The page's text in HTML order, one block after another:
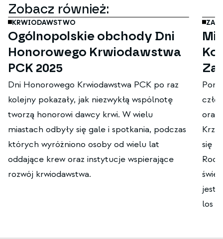
Zobacz również:
KRWIODAWSTWO
Ogólnopolskie obchody Dni
Honorowego Krwiodawstwa
PCK 2025
Dni Honorowego Krwiodawstwa PCK po raz
kolejny pokazały, jak niezwykłą wspólnotę
tworzą honorowi dawcy krwi. W wielu
miastach odbyły się gale i spotkania, podczas
których wyróżniono osoby od wielu lat
oddające krew oraz instytucje wspierające
rozwój krwiodawstwa.
oraz
się
jest
los